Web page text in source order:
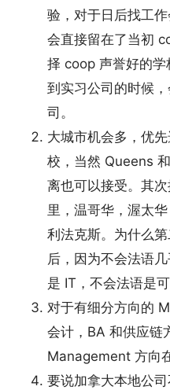
验，对于日后找工
会直接留在了当初
择 coop 声誉好的学
到实习公司的时候
司。
大城市机会多，优
校，当然 Queens
离也可以接受。其
里，温哥华，渥太
利法克斯。为什么
后，因为不会法语
是 IT，不会法语是
对于有细分方向的
会计，BA 和供应链
Management 方向
要说加拿大本地公